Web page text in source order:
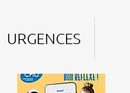
URGENCES